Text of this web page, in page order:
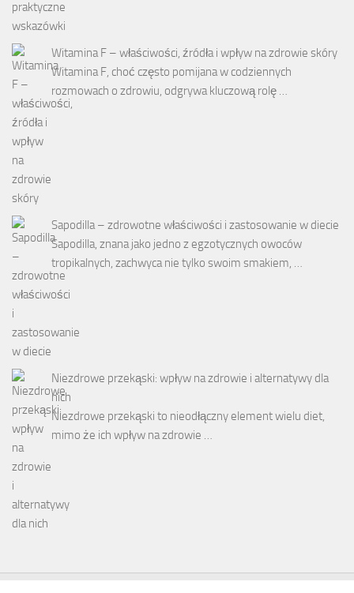
Witamina F – właściwości, źródła i wpływ na zdrowie skóry
Witamina F, choć często pomijana w codziennych
rozmowach o zdrowiu, odgrywa kluczową rolę …
Sapodilla – zdrowotne właściwości i zastosowanie w diecie
Sapodilla, znana jako jedno z egzotycznych owoców
tropikalnych, zachwyca nie tylko swoim smakiem, …
Niezdrowe przekąski: wpływ na zdrowie i alternatywy dla
nich
Niezdrowe przekąski to nieodłączny element wielu diet,
mimo że ich wpływ na zdrowie …